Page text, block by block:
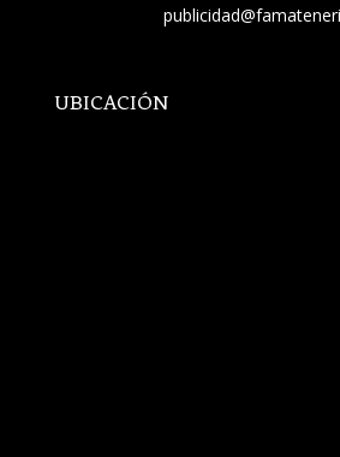
UBICACIÓN